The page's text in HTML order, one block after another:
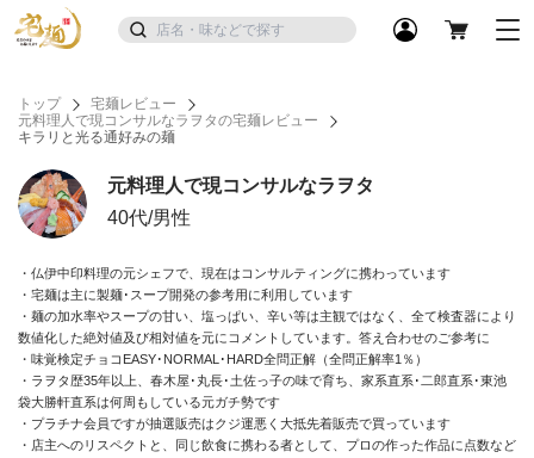
トップ
宅麺レビュー
元料理人で現コンサルなラヲタの宅麺レビュー
キラリと光る通好みの麺
元料理人で現コンサルなラヲタ
40代/男性
・仏伊中印料理の元シェフで、現在はコンサルティングに携わっています
・宅麺は主に製麺･スープ開発の参考用に利用しています
・麺の加水率やスープの甘い、塩っぱい、辛い等は主観ではなく、全て検査器により
数値化した絶対値及び相対値を元にコメントしています。答え合わせのご参考に
・味覚検定チョコEASY･NORMAL･HARD全問正解（全問正解率1％）
・ラヲタ歴35年以上、春木屋･丸長･土佐っ子の味で育ち、家系直系･二郎直系･東池
袋大勝軒直系は何周もしている元ガチ勢です
・プラチナ会員ですが抽選販売はクジ運悪く大抵先着販売で買っています
・店主へのリスペクトと、同じ飲食に携わる者として、プロの作った作品に点数など